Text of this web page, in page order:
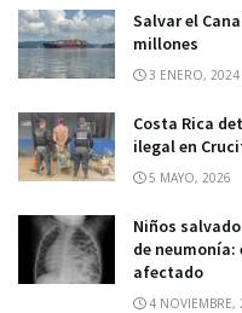
Salvar el
millones
3 ENERO, 2024
Costa Rica
ilegal en
5 MAYO, 2026
Niños
de neumonía:
afectado
4 NOVIEMBRE,